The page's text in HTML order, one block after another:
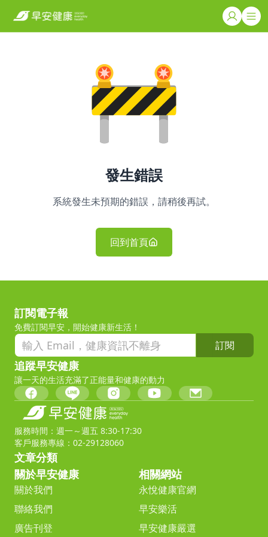
發生錯誤
系統發生未預期的錯誤，請稍後再試。
回到首頁
訂閱電子報
免費訂閱早安，開始健康新生活！
訂閱
追蹤早安健康
讓一天的生活充滿了正能量和健康的動力
服務時間：週一～週五 8:30-17:30
客戶服務專線：02-29128060
文章分類
關於早安健康
關於我們
聯絡我們
廣告刊登
相關網站
永悅健康官網
早安樂活
早安健康嚴選